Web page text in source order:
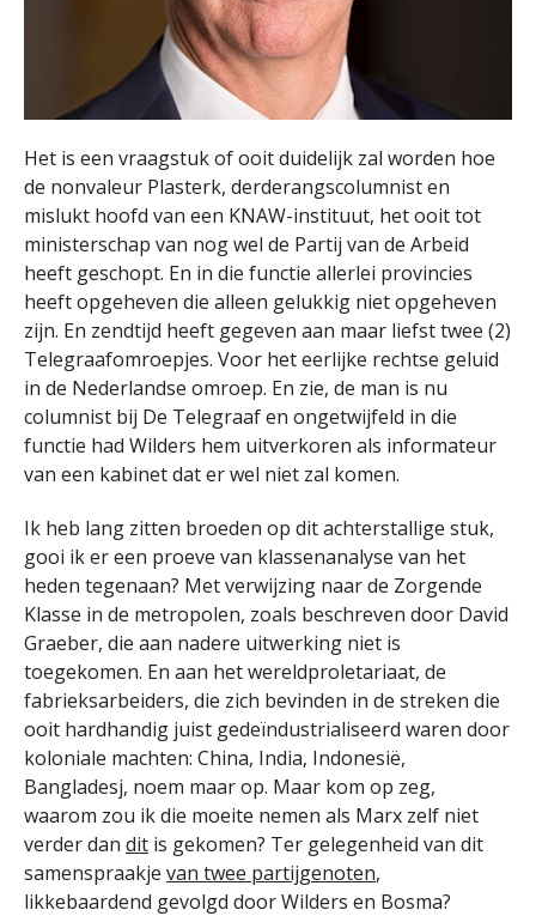
Het is een vraagstuk of ooit duidelijk zal worden hoe
de nonvaleur Plasterk, derderangscolumnist en
mislukt hoofd van een KNAW-instituut, het ooit tot
ministerschap van nog wel de Partij van de Arbeid
heeft geschopt. En in die functie allerlei provincies
heeft opgeheven die alleen gelukkig niet opgeheven
zijn. En zendtijd heeft gegeven aan maar liefst twee (2)
Telegraafomroepjes. Voor het eerlijke rechtse geluid
in de Nederlandse omroep. En zie, de man is nu
columnist bij De Telegraaf en ongetwijfeld in die
functie had Wilders hem uitverkoren als informateur
van een kabinet dat er wel niet zal komen.
Ik heb lang zitten broeden op dit achterstallige stuk,
gooi ik er een proeve van klassenanalyse van het
heden tegenaan? Met verwijzing naar de Zorgende
Klasse in de metropolen, zoals beschreven door David
Graeber, die aan nadere uitwerking niet is
toegekomen. En aan het wereldproletariaat, de
fabrieksarbeiders, die zich bevinden in de streken die
ooit hardhandig juist gedeïndustrialiseerd waren door
koloniale machten: China, India, Indonesië,
Bangladesj, noem maar op. Maar kom op zeg,
waarom zou ik die moeite nemen als Marx zelf niet
verder dan dit is gekomen? Ter gelegenheid van dit
samenspraakje van twee partijgenoten,
likkebaardend gevolgd door Wilders en Bosma?